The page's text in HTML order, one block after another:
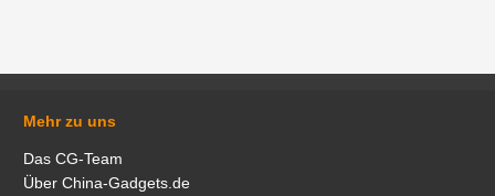
Mehr zu uns
Das CG-Team
Über China-Gadgets.de